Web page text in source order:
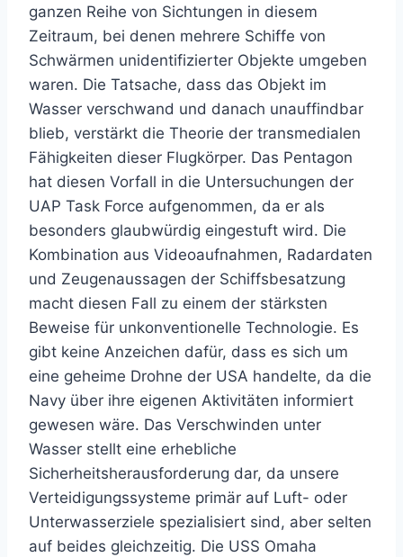
ganzen Reihe von Sichtungen in diesem
Zeitraum, bei denen mehrere Schiffe von
Schwärmen unidentifizierter Objekte umgeben
waren. Die Tatsache, dass das Objekt im
Wasser verschwand und danach unauffindbar
blieb, verstärkt die Theorie der transmedialen
Fähigkeiten dieser Flugkörper. Das Pentagon
hat diesen Vorfall in die Untersuchungen der
UAP Task Force aufgenommen, da er als
besonders glaubwürdig eingestuft wird. Die
Kombination aus Videoaufnahmen, Radardaten
und Zeugenaussagen der Schiffsbesatzung
macht diesen Fall zu einem der stärksten
Beweise für unkonventionelle Technologie. Es
gibt keine Anzeichen dafür, dass es sich um
eine geheime Drohne der USA handelte, da die
Navy über ihre eigenen Aktivitäten informiert
gewesen wäre. Das Verschwinden unter
Wasser stellt eine erhebliche
Sicherheitsherausforderung dar, da unsere
Verteidigungssysteme primär auf Luft- oder
Unterwasserziele spezialisiert sind, aber selten
auf beides gleichzeitig. Die USS Omaha